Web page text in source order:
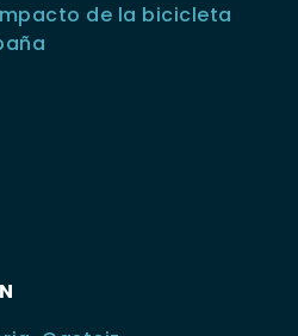
de la bicicleta